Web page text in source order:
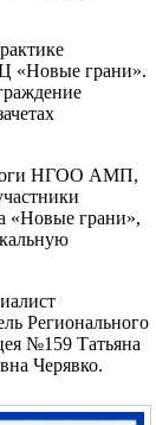
«Новые грани».
НГОО АМП,
«Новые грани»,
Регионального
№159 Татьяна
Черявко.